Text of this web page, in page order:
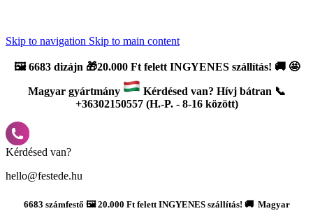
Skip to navigation Skip to main content
🖼️6683 dizájn 🎁20.000 Ft felett INGYENES szállítás! 🚚 🤩
Magyar gyártmány
Kérdésed van? Hívj bátran 📞
+36302150557 (H.-P. - 8-16 között)
Kérdésed van?
hello@festede.hu
6683 számfestő 🖼️ 20.000 Ft felett INGYENES szállítás! 🚚 Magyar